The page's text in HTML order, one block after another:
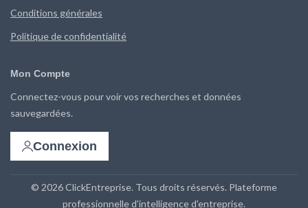
Conditions générales
Politique de confidentialité
Mon Compte
Connectez-vous pour voir vos recherches et données
sauvegardées.
Connexion
© 2026 ClickEntreprise. Tous droits réservés. Plateforme
professionnelle d'intelligence d'entreprise.